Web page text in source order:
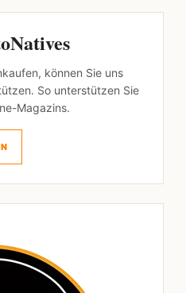
können Sie uns
So unterstützen Sie
Magazins.